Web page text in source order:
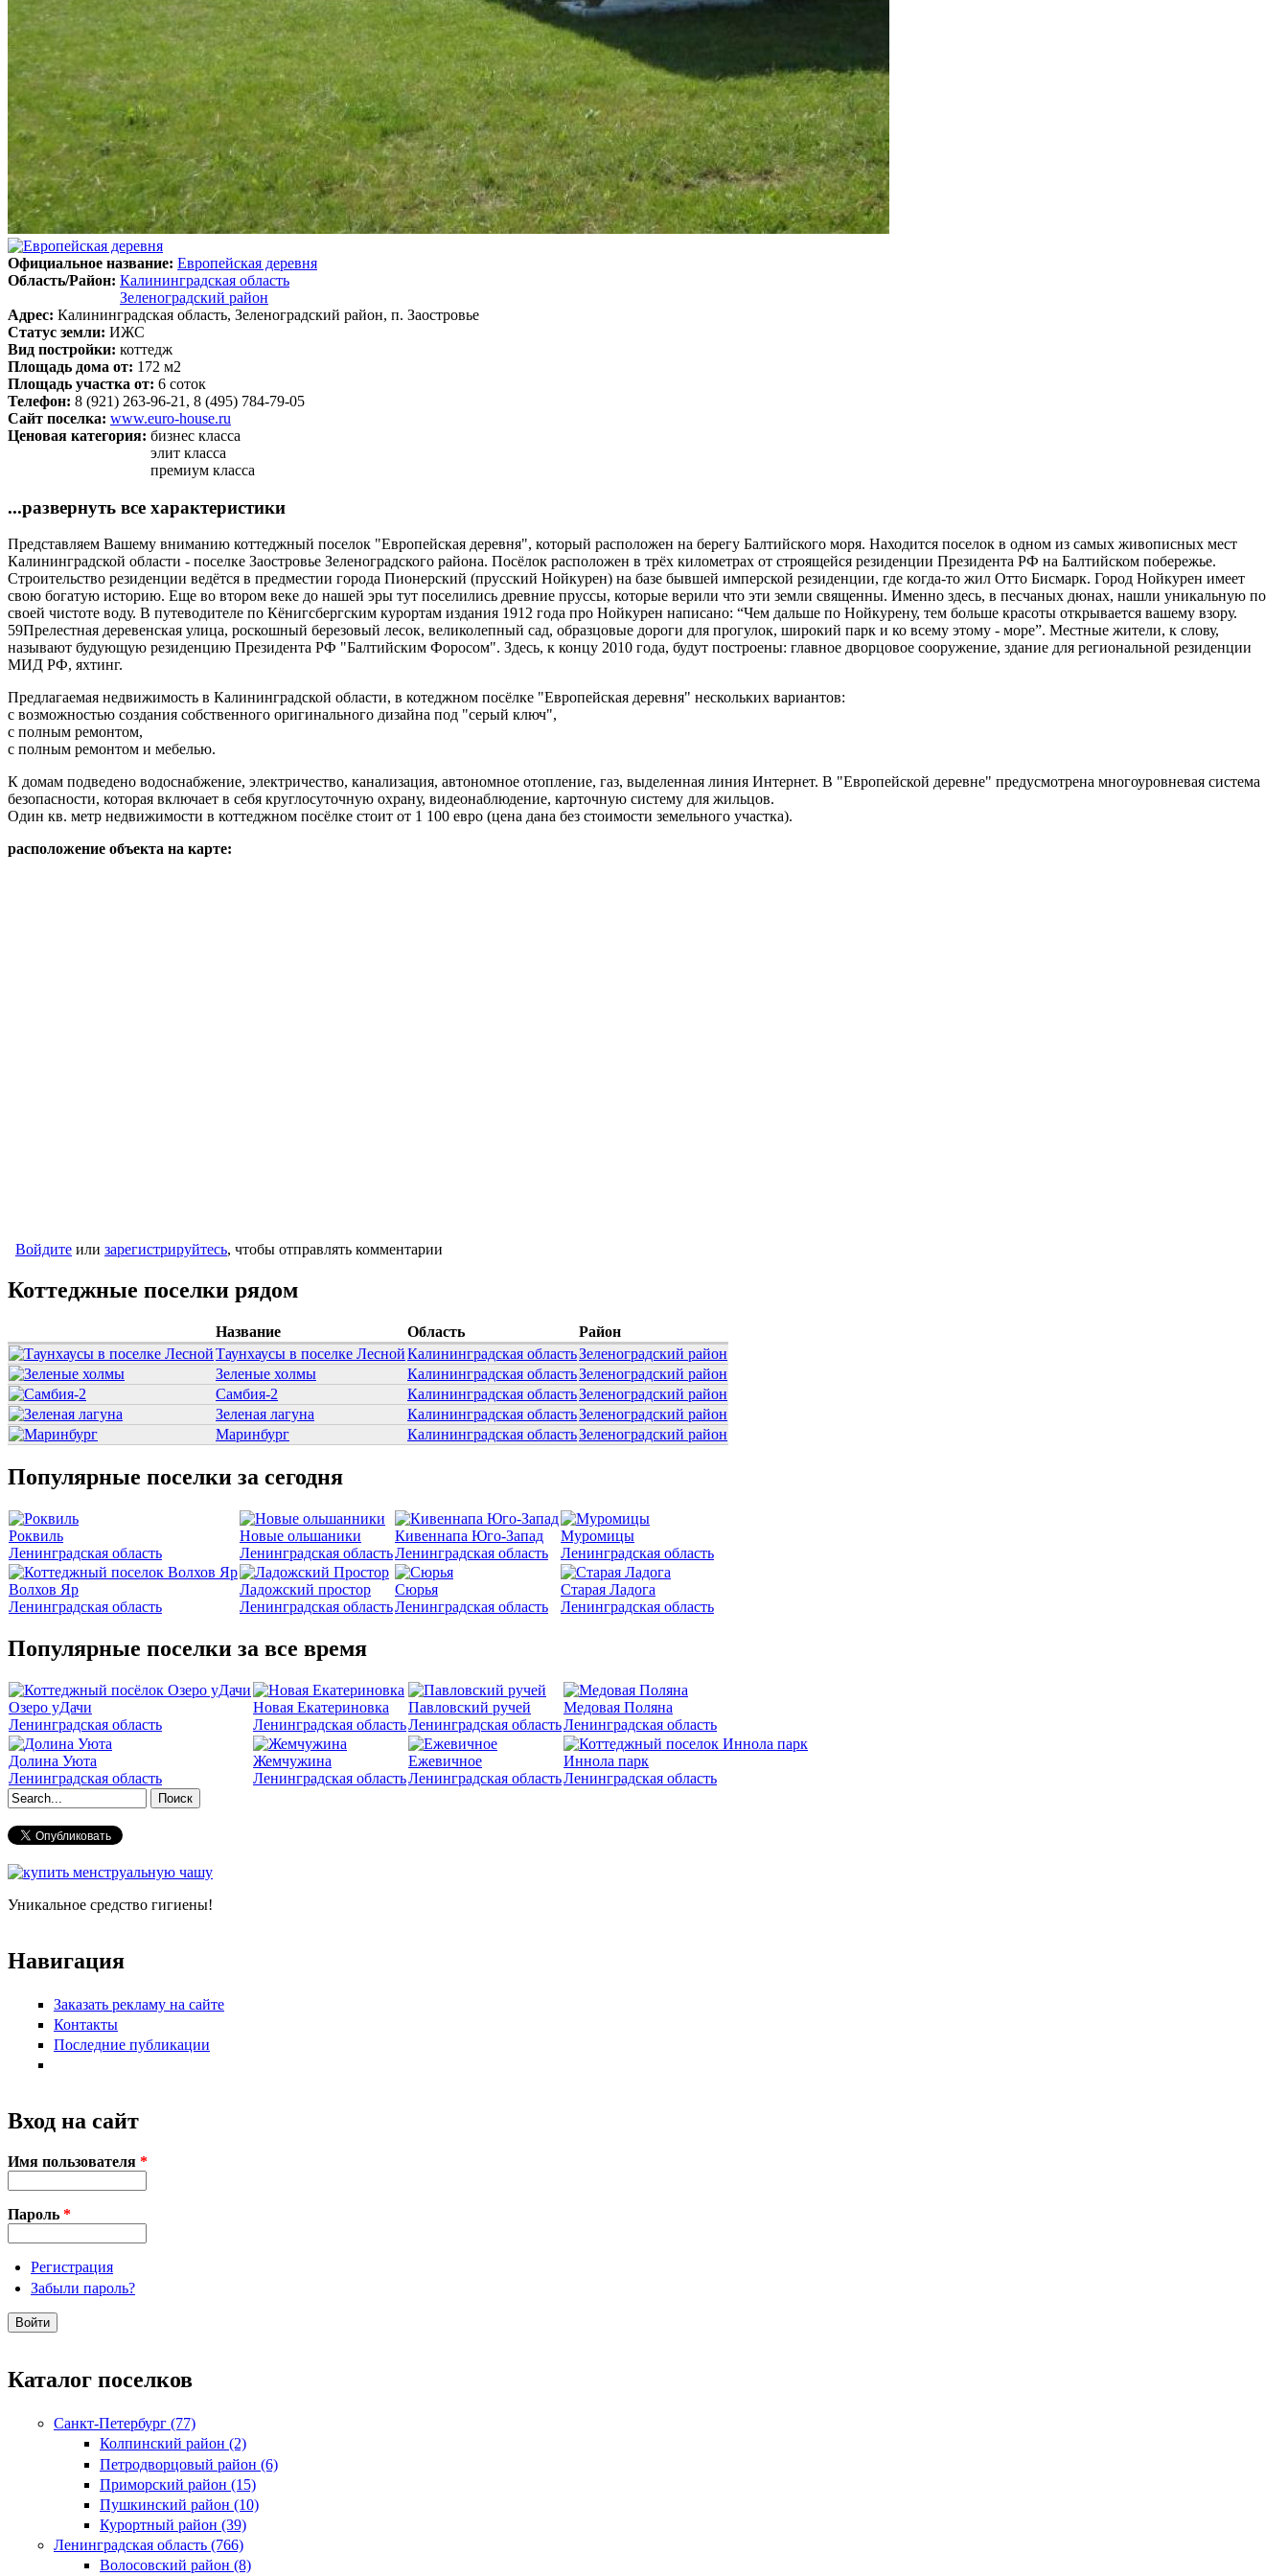
Официальное название: Европейская деревня
Область/Район: Калининградская область
Зеленоградский район
Адрес: Калининградская область, Зеленоградский район, п. Заостровье
Статус земли: ИЖС
Вид постройки: коттедж
Площадь дома от: 172 м2
Площадь участка от: 6 соток
Телефон: 8 (921) 263-96-21, 8 (495) 784-79-05
Сайт поселка: www.euro-house.ru
Ценовая категория: бизнес класса
элит класса
премиум класса
...развернуть все характеристики
Представляем Вашему вниманию коттеджный поселок "Европейская деревня", который расположен на берегу Балтийского моря. Находится поселок в одном из самых живописных мест
Калининградской области - поселке Заостровье Зеленоградского района. Посёлок расположен в трёх километрах от строящейся резиденции Президента РФ на Балтийском побережье.
Строительство резиденции ведётся в предместии города Пионерский (прусский Нойкурен) на базе бывшей имперской резиденции, где когда-то жил Отто Бисмарк. Город Нойкурен имеет
свою богатую историю. Еще во втором веке до нашей эры тут поселились древние пруссы, которые верили что эти земли священны. Именно здесь, в песчаных дюнах, нашли уникальную по
своей чистоте воду. В путеводителе по Кёнигсбергским курортам издания 1912 года про Нойкурен написано: “Чем дальше по Нойкурену, тем больше красоты открывается вашему взору.
59Прелестная деревенская улица, роскошный березовый лесок, великолепный сад, образцовые дороги для прогулок, широкий парк и ко всему этому - море”. Местные жители, к слову,
называют будующую резиденцию Президента РФ "Балтийским Форосом". Здесь, к концу 2010 года, будут построены: главное дворцовое сооружение, здание для региональной резиденции
МИД РФ, яхтинг.
Предлагаемая недвижимость в Калининградской области, в котеджном посёлке "Европейская деревня" нескольких вариантов:
с возможностью создания собственного оригинального дизайна под "серый ключ",
с полным ремонтом,
с полным ремонтом и мебелью.
К домам подведено водоснабжение, электричество, канализация, автономное отопление, газ, выделенная линия Интернет. В "Европейской деревне" предусмотрена многоуровневая система
безопасности, которая включает в себя круглосуточную охрану, видеонаблюдение, карточную систему для жильцов.
Один кв. метр недвижимости в коттеджном посёлке стоит от 1 100 евро (цена дана без стоимости земельного участка).
расположение объекта на карте:
Войдите или зарегистрируйтесь, чтобы отправлять комментарии
Коттеджные поселки рядом
Название Область
Район
Таунхаусы в поселке ЛеснойКалининградская областьЗеленоградский район
Зеленые холмы
Калининградская областьЗеленоградский район
Самбия-2
Калининградская областьЗеленоградский район
Зеленая лагуна
Калининградская областьЗеленоградский район
Маринбург
Калининградская областьЗеленоградский район
Популярные поселки за сегодня
Роквиль
Ленинградская область
Новые ольшаники
Ленинградская область
Кивеннапа Юго-Запад
Ленинградская область
Муромицы
Ленинградская область
Волхов Яр
Ленинградская область
Ладожский простор
Ленинградская область
Сюрья
Ленинградская область
Старая Ладога
Ленинградская область
Популярные поселки за все время
Озеро уДачи
Ленинградская область
Новая Екатериновка
Ленинградская область
Павловский ручей
Ленинградская область
Медовая Поляна
Ленинградская область
Долина Уюта
Ленинградская область
Жемчужина
Ленинградская область
Ежевичное
Ленинградская область
Иннола парк
Ленинградская область
Форма поиска
Уникальное средство гигиены!
Навигация
Заказать рекламу на сайте
Контакты
Последние публикации
Вход на сайт
Имя пользователя *
Пароль *
Регистрация
Забыли пароль?
Каталог поселков
Санкт-Петербург (77)
Колпинский район (2)
Петродворцовый район (6)
Приморский район (15)
Пушкинский район (10)
Курортный район (39)
Ленинградская область (766)
Волосовский район (8)